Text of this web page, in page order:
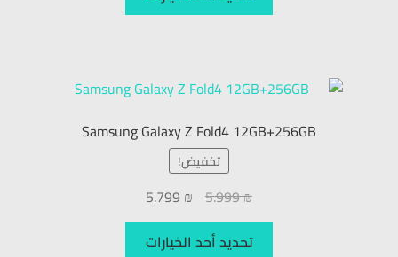
Samsung Galaxy Z Fold4 12GB+256GB
تخفيض!
5.999₪
5.799 ₪
تحديد أحد الخيارات